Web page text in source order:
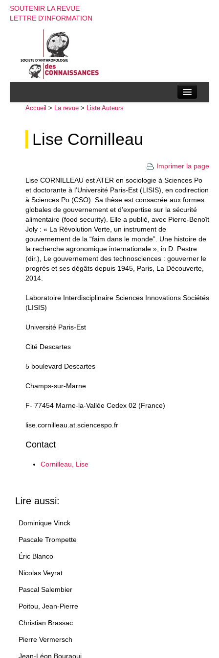
SOUTENIR LA REVUE
LETTRE D'INFORMATION
La société d’anthropologie des connaissances
Recherches
Instructions aux auteurs
Evenements
Accueil > La revue > Liste Auteurs
Lise Cornilleau
Imprimer la page
Lise CORNILLEAU est ATER en sociologie à Sciences Po
et doctorante à l’Université Paris-Est (LISIS), en codirection
à Sciences Po (CSO). Sa thèse est consacrée aux formes
globales de gouvernement et d’expertise sur la sécurité
alimentaire (food security). Elle a publié, avec Pierre-Benoît
Joly : « La Révolution Verte, un instrument de
gouvernement de la “faim dans le monde”. Une histoire de
la recherche agronomique internationale », in D. Pestre
(dir.), Le gouvernement des technosciences : gouverner le
progrès et ses dégâts depuis 1945, Paris, La Découverte,
2014.
Laboratoire Interdisciplinaire Sciences Innovations Sociétés
(LISIS)
Université Paris-Est
Cité Descartes
5 boulevard Descartes
Champs-sur-Marne
F- 77454 Marne-la-Vallée Cedex 02 (France)
lise.cornilleau.at.sciencespo.fr
Contact
Cornilleau, Lise
Lire aussi:
Dominique Vinck
Pascale Trompette
Éric Blanco
Nicolas Veyrat
Pascal Salembier
Poitou, Jean-Pierre
Christian Brassac
Pierre Vermersch
Jean-Léon Bouraoui